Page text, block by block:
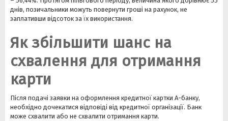
днів, позичальники можуть повернути гроші на рахунок, не
заплативши відсоток за їх використання.
Як збільшити шанс на
схвалення для отримання
карти
Після подачі заявки на оформлення кредитної картки А-банку,
необхідно дочекатися відповіді від кредитної організації. Банк
може схвалити або не схвалити отримання карти.